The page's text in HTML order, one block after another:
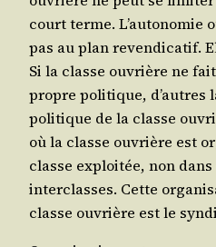
court terme. L’autonomie
pas au plan reven­di­ca­tif.
Si la classe ouvrière ne
propre poli­tique, d’autres
poli­tique de la classe
où la classe ouvrière est
classe exploi­tée, non
inter­classes. Cette
classe ouvrière est le